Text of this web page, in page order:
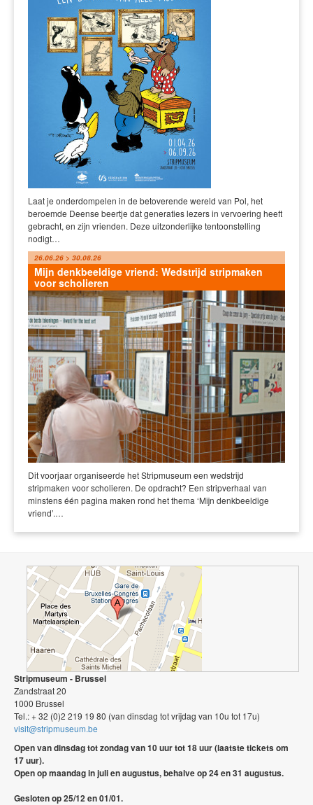
Laat je onderdompelen in de betoverende wereld van Pol, het
beroemde Deense beertje dat generaties lezers in vervoering heeft
gebracht, en zijn vrienden. Deze uitzonderlijke tentoonstelling
nodigt…
26.06.26 > 30.08.26
Mijn denkbeeldige vriend: Wedstrijd stripmaken
voor scholieren
Dit voorjaar organiseerde het Stripmuseum een wedstrijd
stripmaken voor scholieren. De opdracht? Een stripverhaal van
minstens één pagina maken rond het thema ‘Mijn denkbeeldige
vriend’.…
Stripmuseum - Brussel
Zandstraat 20
1000 Brussel
Tel.: + 32 (0)2 219 19 80 (van dinsdag tot vrijdag van 10u tot 17u)
visit@stripmuseum.be
Open van dinsdag tot zondag van 10 uur tot 18 uur (laatste tickets om
17 uur).
Open op maandag in juli en augustus, behalve op 24 en 31 augustus.
Gesloten op 25/12 en 01/01.